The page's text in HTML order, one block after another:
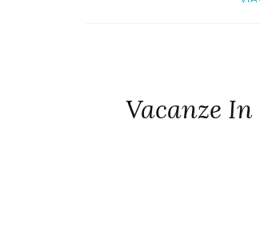
Vacanze